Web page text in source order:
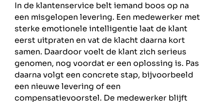
In de klantenservice belt iemand boos op na
een misgelopen levering. Een medewerker met
sterke emotionele intelligentie laat de klant
eerst uitpraten en vat de klacht daarna kort
samen. Daardoor voelt de klant zich serieus
genomen, nog voordat er een oplossing is. Pas
daarna volgt een concrete stap, bijvoorbeeld
een nieuwe levering of een
compensatievoorstel. De medewerker blijft